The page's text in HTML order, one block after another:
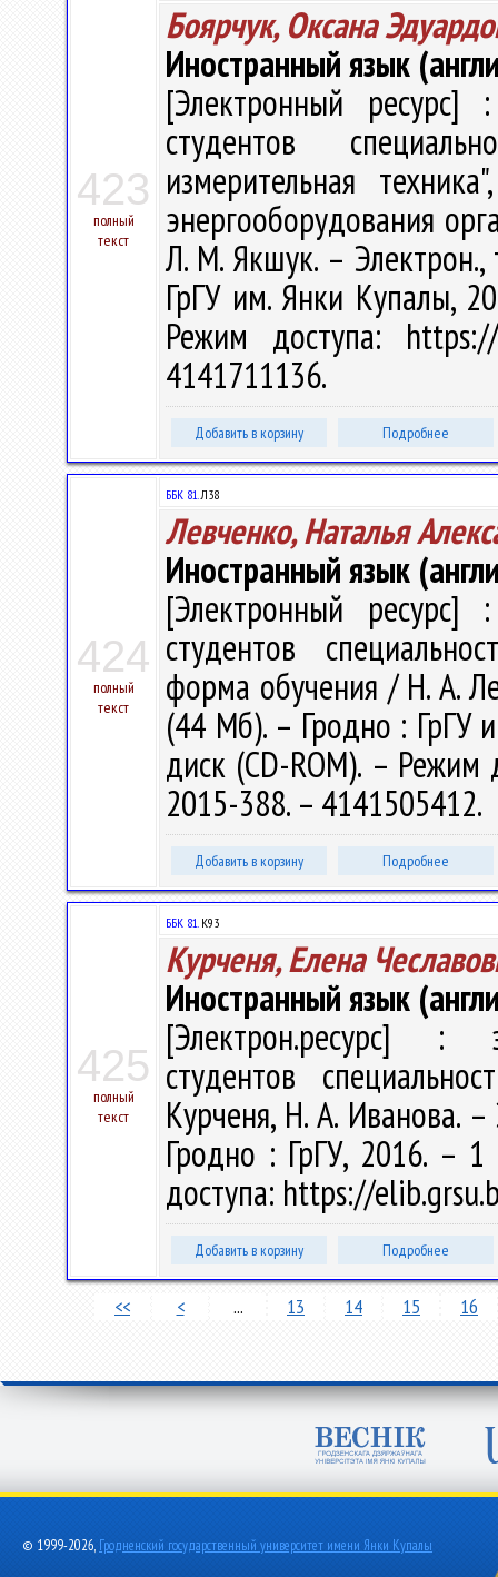
423
полный
текст
Боярчук, Оксана
Иностранный язык
[Электронный ресурс]
студентов
измерительная
энергооборудования
Л. М. Якшук. – Электрон.,
ГрГУ им. Янки Купалы,
Режим доступа:
4141711136.
Добавить в корзину Подробнее
424
полный
текст
ББК 81.Л38
Левченко, Наталья
Иностранный язык
[Электронный ресурс]
студентов
форма обучения / Н. А.
(44 Мб). – Гродно : ГрГУ
диск (CD-ROM). –
2015-388. – 4141505412.
Добавить в корзину Подробнее
425
полный
текст
ББК 81.К93
Курченя, Елена
Иностранный язык
[Электрон.ресурс] :
студентов
Курченя, Н. А. Иванова.
Гродно : ГрГУ, 2016. – 1
доступа: https://
Добавить в корзину Подробнее
<< < ... 13 14 15 16
© 1999-2026, Гродненский государственный университет имени Янки Купалы